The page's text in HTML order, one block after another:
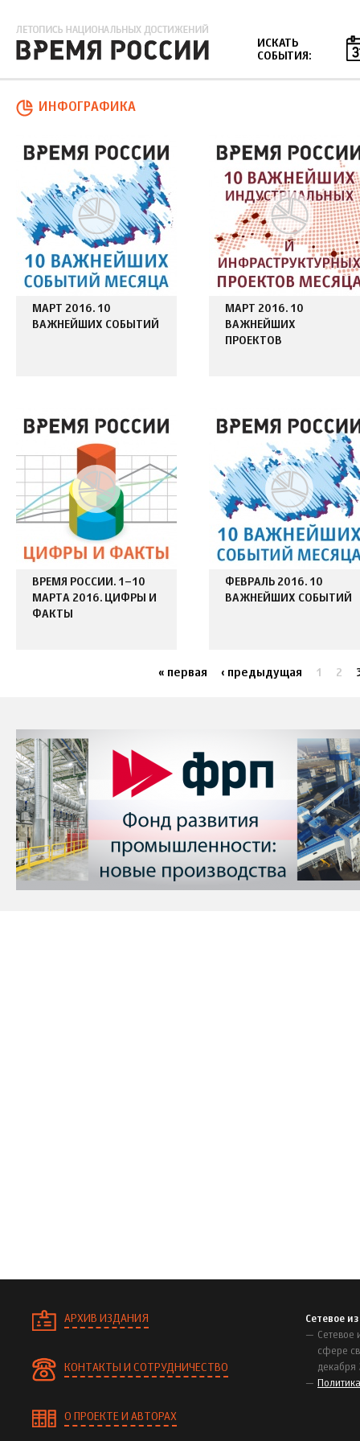
ИСКАТЬ
СОБЫТИЯ:
ИНФОГРАФИКА
МАРТ 2016. 10
ВАЖНЕЙШИХ СОБЫТИЙ
МАРТ 2016. 10
ВАЖНЕЙШИХ
ПРОЕКТОВ
ВРЕМЯ РОССИИ. 1–10
МАРТА 2016. ЦИФРЫ И
ФАКТЫ
ФЕВРАЛЬ 2016. 10
ВАЖНЕЙШИХ СОБЫТИЙ
Страницы
« первая ‹ предыдущая 1 2
АРХИВ ИЗДАНИЯ
КОНТАКТЫ И СОТРУДНИЧЕСТВО
О ПРОЕКТЕ И АВТОРАХ
Сетевое
Сетевое
сфере
декабря